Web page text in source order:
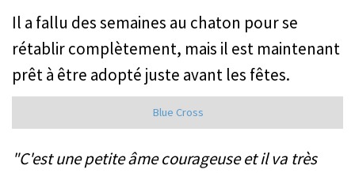
Il a fallu des semaines au chaton pour se
rétablir complètement, mais il est maintenant
prêt à être adopté juste avant les fêtes.
Blue Cross
"C'est une petite âme courageuse et il va très